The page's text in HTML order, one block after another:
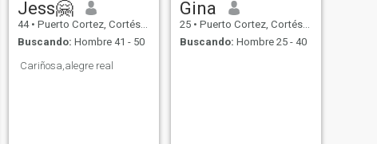
Jess🤗
44 • Puerto Cortez, Cortés, Honduras
Buscando: Hombre 41 - 50
Cariñosa,alegre real
Gina
25 • Puerto Cortez, Cortés, Honduras
Buscando: Hombre 25 - 40